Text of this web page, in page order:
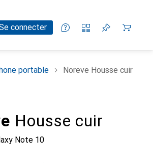
client
connecter
comparaison
portable Noreve Housse cuir
Housse cuir
Note 10